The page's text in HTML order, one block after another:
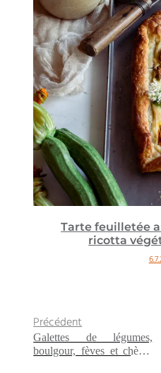
Tarte feuilletée
ricotta
Précédent
Galettes de légumes,
boulgour, fèves et chèvre